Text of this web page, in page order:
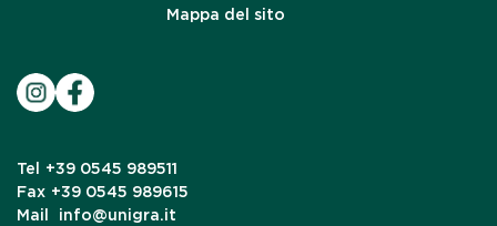
Mappa del sito
Tel
+39 0545 989511
Fax +39 0545 989615
Mail
info@unigra.it